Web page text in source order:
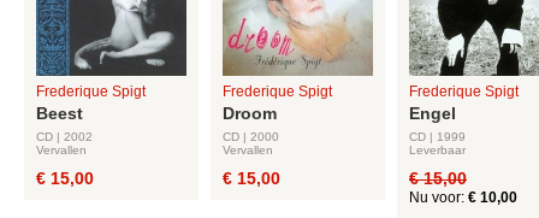
Frederique Spigt
Beest
CD | 2002
Vervallen
€ 15,00
Frederique Spigt
Droom
CD | 2000
Vervallen
€ 15,00
Frederique Spigt
Engel
CD | 1999
Leverbaar
€ 15,00
Nu voor: € 10,00